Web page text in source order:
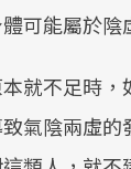
可能屬於陰
就不足時
氣陰兩虛